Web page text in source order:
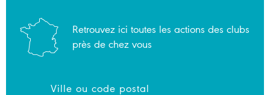
Retrouvez ici toutes les actions des clubs
près de chez vous